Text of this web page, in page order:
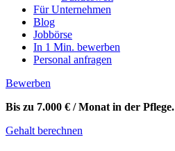
Für Unternehmen
Blog
Jobbörse
In 1 Min. bewerben
Personal anfragen
Bewerben
Bis zu 7.000 € / Monat in der Pflege.
Gehalt berechnen